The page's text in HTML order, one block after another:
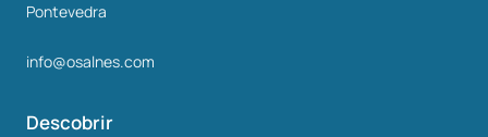
Pontevedra
info@osalnes.com
Descobrir